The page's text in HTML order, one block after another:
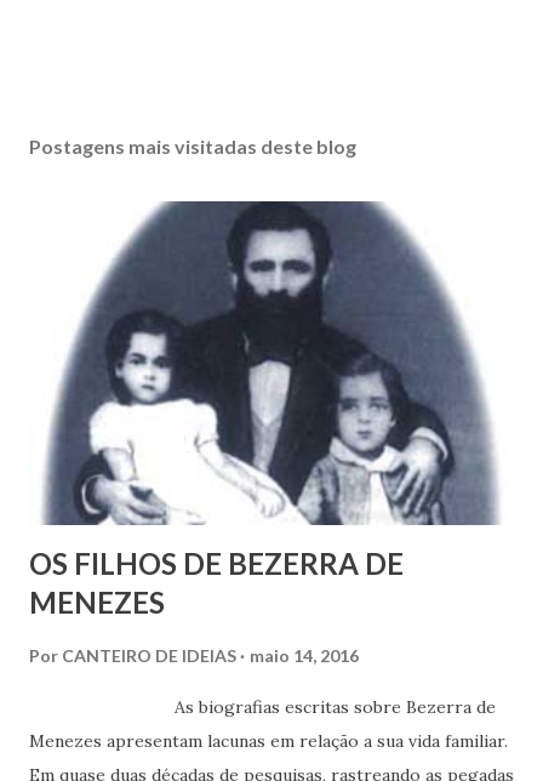
Postagens mais visitadas deste blog
OS FILHOS DE BEZERRA DE
MENEZES
Por CANTEIRO DE IDEIAS maio 14, 2016
As biografias escritas sobre Bezerra de
Menezes apresentam lacunas em relação a sua vida familiar.
Em quase duas décadas de pesquisas, rastreando as pegadas